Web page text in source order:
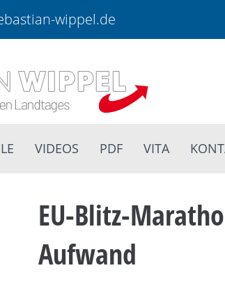
wippel.de
VIDEOS PDF VITA
EU-Blitz-
Aufwand